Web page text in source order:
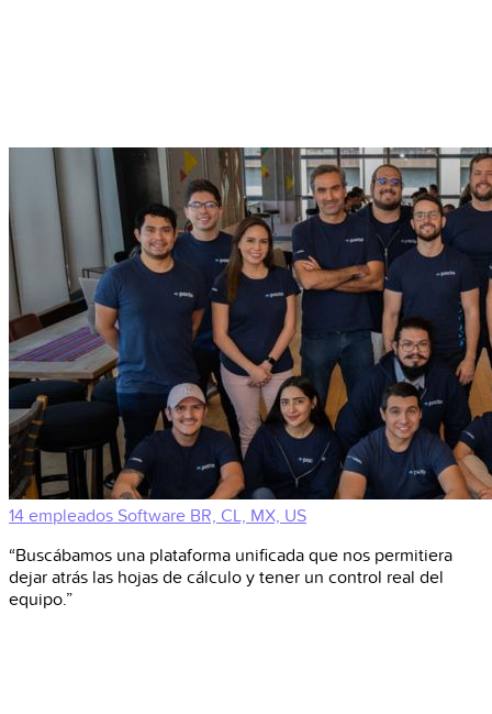
14 empleados Software BR, CL, MX, US
“Buscábamos una plataforma unificada que nos permitiera
dejar atrás las hojas de cálculo y tener un control real del
equipo.”